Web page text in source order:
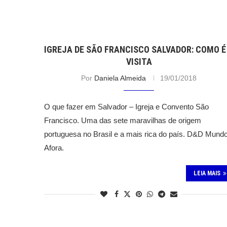
IGREJA DE SÃO FRANCISCO SALVADOR: COMO
VISITA
Por Daniela Almeida 19/01/2018
O que fazer em Salvador – Igreja e Convento São
Francisco. Uma das sete maravilhas de origem
portuguesa no Brasil e a mais rica do país. D&D
Afora.
LEIA MAIS